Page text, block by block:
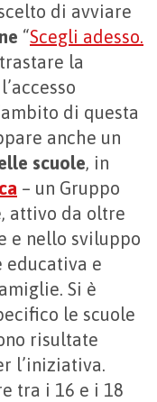
di avviare
“Scegli adesso.
la
di questa
anche un
scuole, in
– un Gruppo
attivo da oltre
e nello sviluppo
educativa e
Si è
le scuole
risultate
l’iniziativa.
tra i 16 e i 18